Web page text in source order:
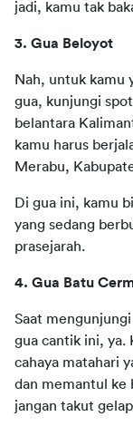
jadi, kamu tak
3. Gua Beloyot
Nah, untuk kamu
gua, kunjungi
belantara
kamu harus
Merabu,
Di gua ini, kamu
yang sedang
prasejarah.
4. Gua Batu
Saat
gua cantik ini, ya.
cahaya matahari
dan memantul ke
jangan takut